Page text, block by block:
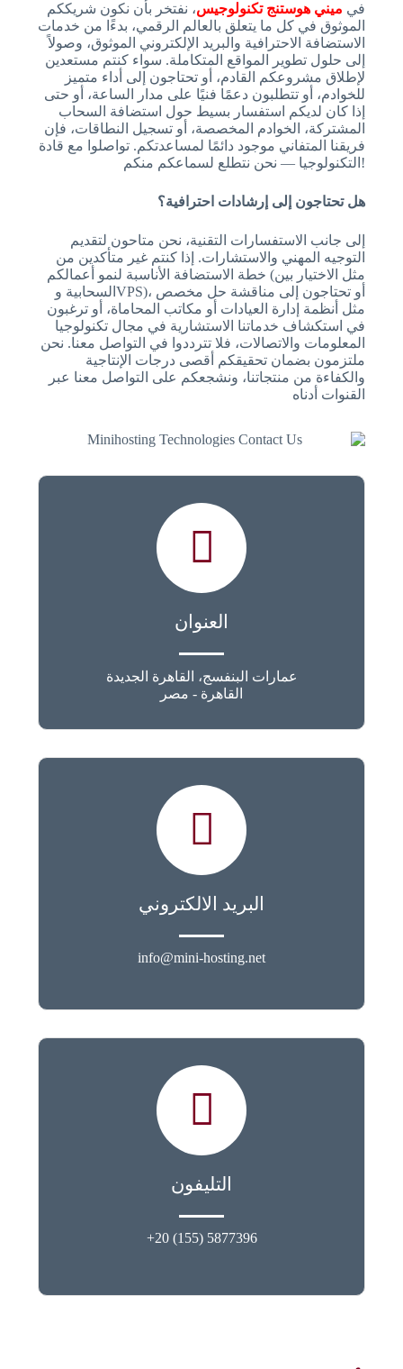
في ميني هوستنج تكنولوجيس، نفتخر بأن نكون شريككم
الموثوق في كل ما يتعلق بالعالم الرقمي، بدءًا من خدمات
الاستضافة الاحترافية والبريد الإلكتروني الموثوق، وصولاً
إلى حلول تطوير المواقع المتكاملة. سواء كنتم مستعدين
لإطلاق مشروعكم القادم، أو تحتاجون إلى أداء متميز
للخوادم، أو تتطلبون دعمًا فنيًا على مدار الساعة، أو حتى
إذا كان لديكم استفسار بسيط حول استضافة السحاب
المشتركة، الخوادم المخصصة، أو تسجيل النطاقات، فإن
فريقنا المتفاني موجود دائمًا لمساعدتكم. تواصلوا مع قادة
التكنولوجيا — نحن نتطلع لسماعكم منكم!
هل تحتاجون إلى إرشادات احترافية؟
إلى جانب الاستفسارات التقنية، نحن متاحون لتقديم
التوجيه المهني والاستشارات. إذا كنتم غير متأكدين من
خطة الاستضافة الأناسبة لنمو أعمالكم (مثل الاختيار بين
السحابية وVPS)، أو تحتاجون إلى مناقشة حل مخصص
مثل أنظمة إدارة العيادات أو مكاتب المحاماة، أو ترغبون
في استكشاف خدماتنا الاستشارية في مجال تكنولوجيا
المعلومات والاتصالات، فلا تترددوا في التواصل معنا. نحن
ملتزمون بضمان تحقيقكم أقصى درجات الإنتاجية
والكفاءة من منتجاتنا، ونشجعكم على التواصل معنا عبر
القنوات أدناه
العنوان
عمارات البنفسج، القاهرة الجديدة
القاهرة - مصر
البريد الالكتروني
info@mini-hosting.net
التليفون
5877396 (155) 20+